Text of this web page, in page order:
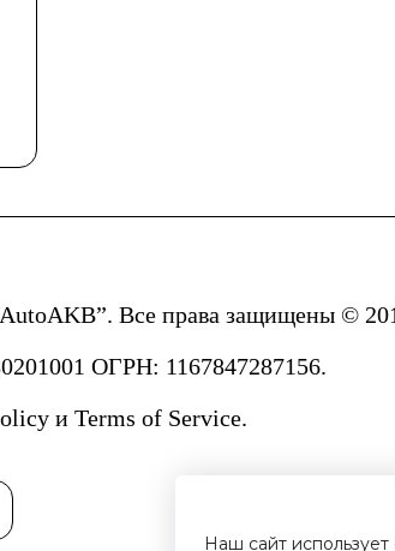
Все права защищены ©
ОГРН: 1167847287156.
и Terms of Service.
Наш сайт